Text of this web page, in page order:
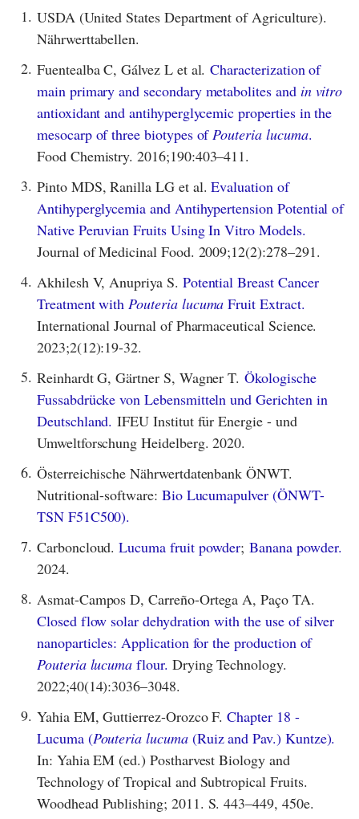
1. USDA (United States Department of Agriculture).
Nährwerttabellen.
2. Fuentealba C, Gálvez L et al.Characterization of
main primary and secondary metabolites and in vitro
antioxidant and antihyperglycemic properties in the
mesocarp of three biotypes ofPouteria lucuma.
Food Chemistry. 2016;190:403–411.
3. Pinto MDS, Ranilla LG et al.Evaluation of
Antihyperglycemia and Antihypertension Potential of
Native Peruvian Fruits Using In Vitro Models.
Journal of Medicinal Food. 2009;12(2):278–291.
4. Akhilesh V, Anupriya S. Potential Breast Cancer
Treatment withPouteria lucuma Fruit Extract.
International Journal of Pharmaceutical Science.
2023;2(12):19-32.
5. Reinhardt G, Gärtner S, Wagner T.Ökologische
Fussabdrücke von Lebensmitteln und Gerichten in
Deutschland. IFEU Institut für Energie - und
Umweltforschung Heidelberg. 2020.
6. Österreichische Nährwertdatenbank ÖNWT.
Nutritional-software: Bio Lucumapulver (ÖNWT-
TSN F51C500).
7. Carboncloud.Lucuma fruit powder;Banana powder.
2024.
8. Asmat-Campos D, Carreño-Ortega A, Paço TA.
Closed flow solar dehydration with the use of silver
nanoparticles: Application for the production of
Pouteria lucuma flour. Drying Technology.
2022;40(14):3036–3048.
9. Yahia EM, Guttierrez-Orozco F.Chapter 18 -
Lucuma (Pouteria lucuma(Ruiz and Pav.) Kuntze).
In: Yahia EM (ed.) Postharvest Biology and
Technology of Tropical and Subtropical Fruits.
Woodhead Publishing; 2011. S. 443–449, 450e.